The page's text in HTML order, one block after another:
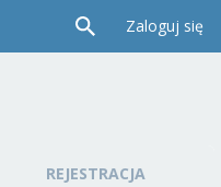
Zaloguj się
REJESTRACJA